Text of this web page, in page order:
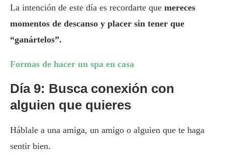
La intención de este día es recordarte que mereces
momentos de descanso y placer sin tener que
“ganártelos”.
Formas de hacer un spa en casa
Día 9: Busca conexión con
alguien que quieres
Háblale a una amiga, un amigo o alguien que te haga
sentir bien.